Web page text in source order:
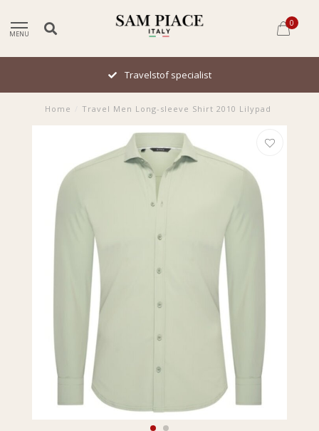
MENU
0
Travelstof specialist
Home Travel Men Long-sleeve Shirt 2010 Lilypad